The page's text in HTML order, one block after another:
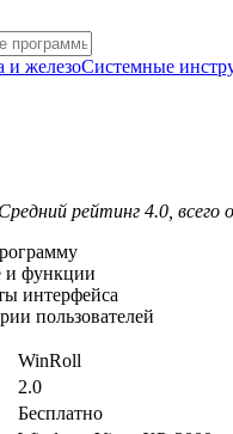
и железоСистемные
Средний рейтинг 4.0, всего
и функции
интерфейса
пользователей
WinRoll
2.0
Бесплатно